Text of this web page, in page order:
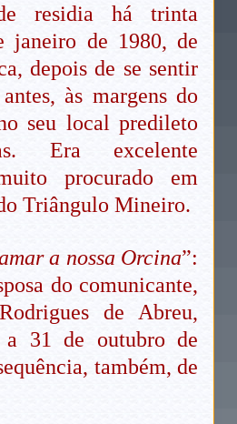
residia há trinta
janeiro de 1980, de
depois de se sentir
às margens do
seu local predileto
Era excelente
procurado em
Triângulo Mineiro.
a nossa Orcina”:
do comunicante,
de Abreu,
a 31 de outubro de
também, de